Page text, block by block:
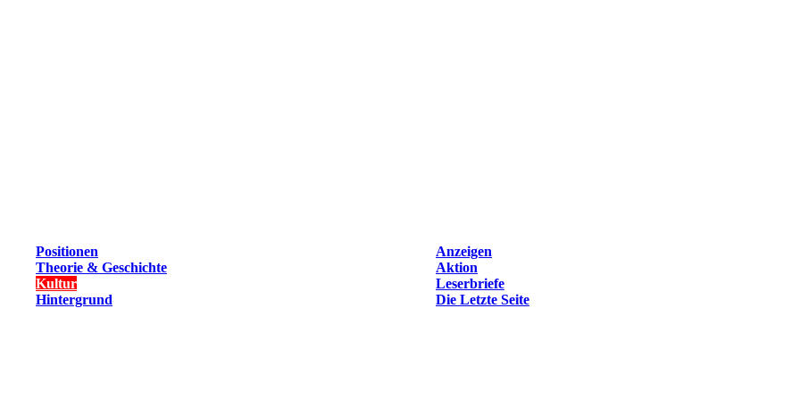
Positionen
Anzeigen
Theorie & Geschichte
Aktion
Kultur
Leserbriefe
Hintergrund Die Letzte Seite